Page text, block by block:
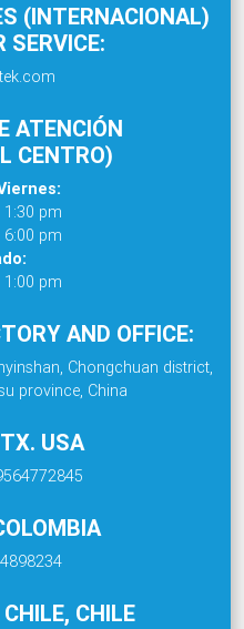
(INTERNACIONAL)
SERVICE:
ATENCIÓN
CENTRO)
pm
pm
pm
AND OFFICE:
Chongchuan district,
province, China
USA
CHILE